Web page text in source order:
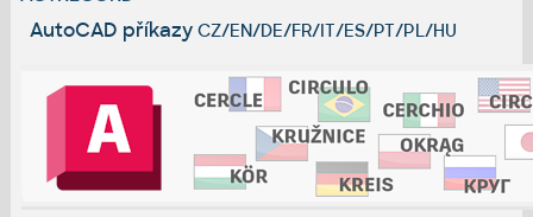
AutoCAD příkazy CZ/EN/DE/FR/IT/ES/PT/PL/HU